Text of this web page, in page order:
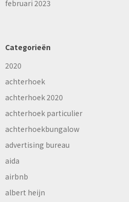
februari 2023
Categorieën
2020
achterhoek
achterhoek 2020
achterhoek particulier
achterhoekbungalow
advertising bureau
aida
airbnb
albert heijn